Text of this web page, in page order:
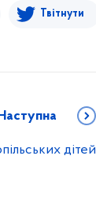
Твітнути
дітей